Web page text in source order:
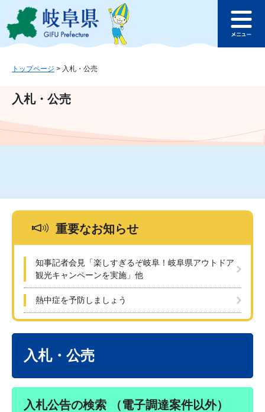
ジ
ュ
文
このページの本文へ
ュ
トップページ > 入札・公売
入札・公売
重要なお知らせ
知事記者会見「楽しすぎるぞ岐阜！岐阜県アウトドア
観光キャンペーンを実施」他
熱中症を予防しましょう
入札・公売
入札公告の検索 （電子調達案件以外）